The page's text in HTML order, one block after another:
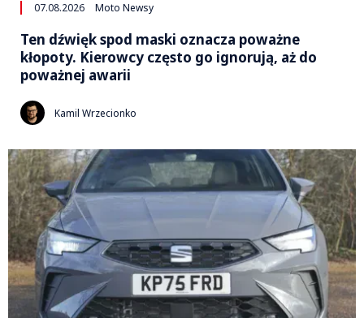
07.08.2026 Moto Newsy
Ten dźwięk spod maski oznacza poważne
kłopoty. Kierowcy często go ignorują, aż do
poważnej awarii
Kamil Wrzecionko